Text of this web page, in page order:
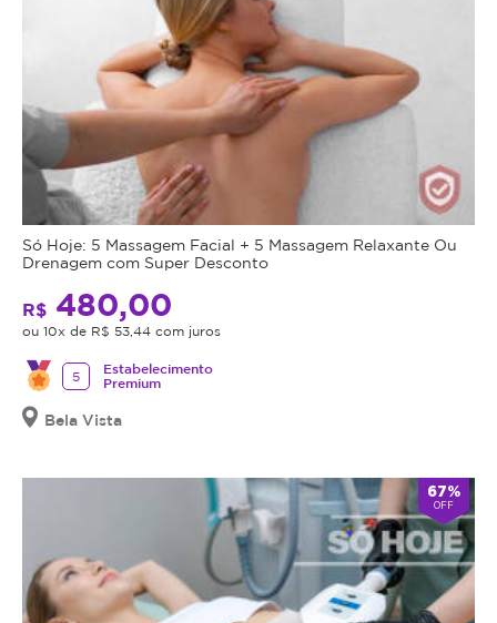
Só Hoje: 5 Massagem Facial + 5 Massagem Relaxante Ou
Drenagem com Super Desconto
R$ 480,00
ou 10x de R$ 53,44 com juros
5
Estabelecimento
Premium
Bela Vista
67%
OFF